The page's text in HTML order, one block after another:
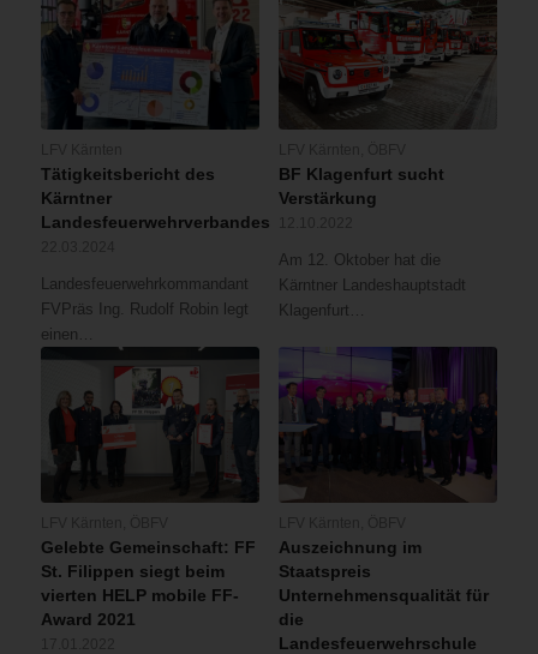
Tätigkeitsbericht des
Kärntner
Landesfeuerwehrverbandes
Landesfeuerwehrkommandant
FVPräs Ing. Rudolf Robin legt
einen…
BF Klagenfurt sucht
Verstärkung
Am 12. Oktober hat die
Kärntner Landeshauptstadt
Klagenfurt…
Gelebte Gemeinschaft: FF
St. Filippen siegt beim
vierten HELP mobile FF-
Award 2021
Auszeichnung im
Staatspreis
Unternehmensqualität für
die
Landesfeuerwehrschule